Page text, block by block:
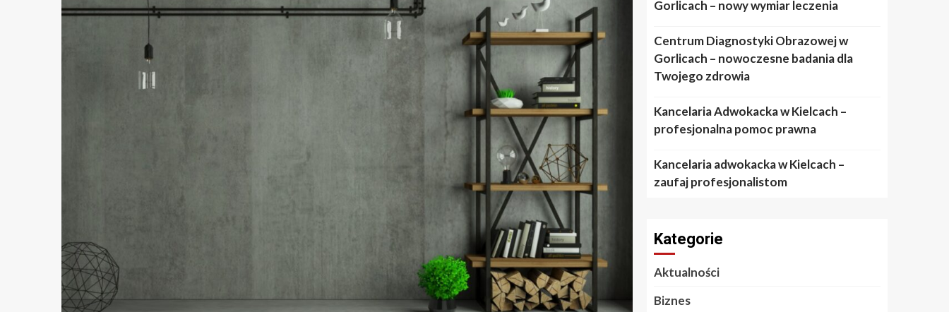
Gorlicach – nowy wymiar leczenia
Centrum Diagnostyki Obrazowej w
Gorlicach – nowoczesne badania dla
Twojego zdrowia
Kancelaria Adwokacka w Kielcach –
profesjonalna pomoc prawna
Kancelaria adwokacka w Kielcach –
zaufaj profesjonalistom
Kategorie
Aktualności
Biznes